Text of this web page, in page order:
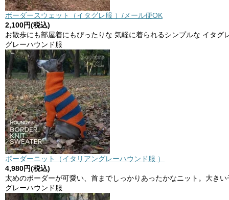
ボーダースウェット（イタグレ服 ）/メール便OK
2,100円(税込)
お散歩にも部屋着にもぴったりな 気軽に着られるシンプルな イタグ
グレーハウンド服
ボーダーニット（イタリアングレーハウンド服 ）
4,980円(税込)
太めのボーダーが可愛い、首までしっかりあったかなニット。大き
グレーハウンド服